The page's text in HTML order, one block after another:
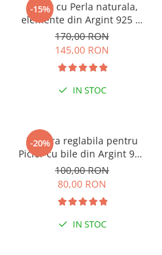
-15%
Colier cu Perla naturala,
elemente din Argint 925 si
margele Miyuki, multicolor
170,00 RON
145,00 RON
IN STOC
-20%
Bratara reglabila pentru
Picior cu bile din Argint 925
si margele Miyuki rosii
100,00 RON
80,00 RON
IN STOC